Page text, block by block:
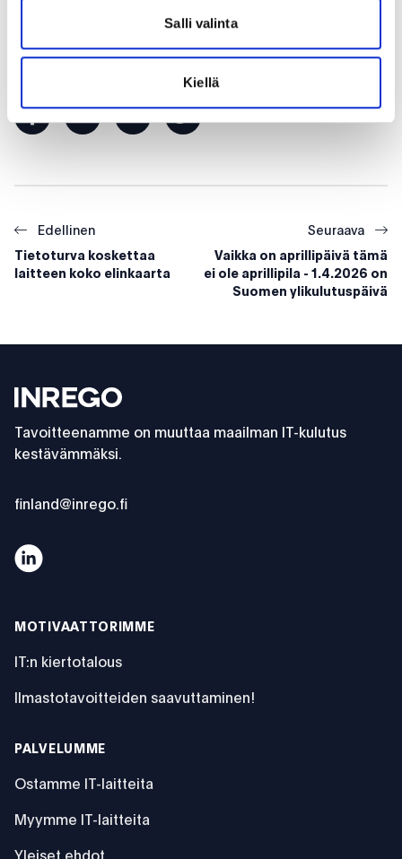
Salli valinta
Kiellä
facebooklinkedinmail twitter
Edellinen
Tietoturva koskettaa
laitteen koko elinkaarta
Seuraava
Vaikka on aprillipäivä tämä
ei ole aprillipila - 1.4.2026 on
Suomen ylikulutuspäivä
Inrego
Tavoitteenamme on muuttaa maailman IT-kulutus
kestävämmäksi.
finland@inrego.fi
Tietojen pyyhintä Blanccolla
MOTIVAATTORIMME
IT:n kiertotalous
Ilmastotavoitteiden saavuttaminen!
PALVELUMME
Ostamme IT-laitteita
Myymme IT-laitteita